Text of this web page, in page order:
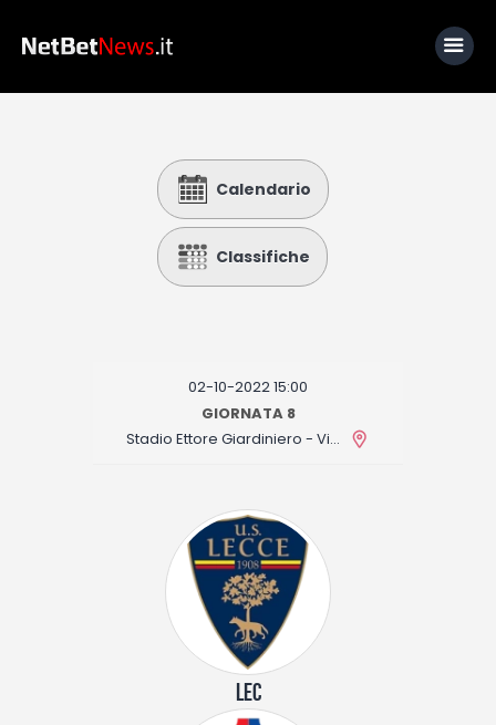
Calcio
Basket
Fantacalcio
I consigli di Giulia
Calendario
Classifiche
02-10-2022 15:00
GIORNATA 8
Stadio Ettore Giardiniero - Via del Mare
LEC